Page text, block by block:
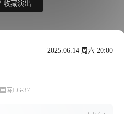
收藏演出
2025.06.14 周六 20:00
际LG-37